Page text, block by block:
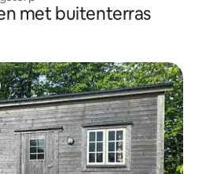
met buitenterras